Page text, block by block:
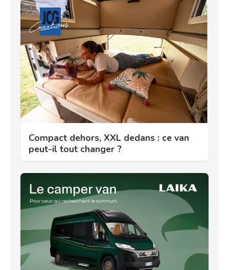
Compact dehors, XXL dedans : ce van
peut-il tout changer ?